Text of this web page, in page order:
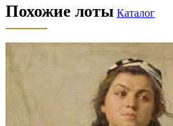
Похожие лоты Каталог